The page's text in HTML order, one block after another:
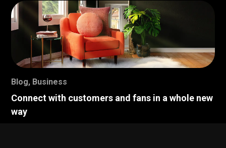
Blog, Business
Connect with customers and fans in a whole new
way